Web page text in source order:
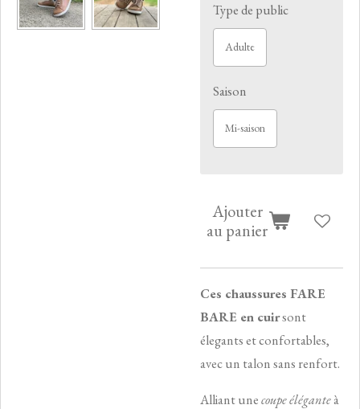
Type de public
Adulte
Saison
Mi-saison
Ajouter
au panier
Ces chaussures FARE
BARE en cuirsont
élegants et confortables,
avec un talon sans renfort.
Alliant unecoupe éléganteà